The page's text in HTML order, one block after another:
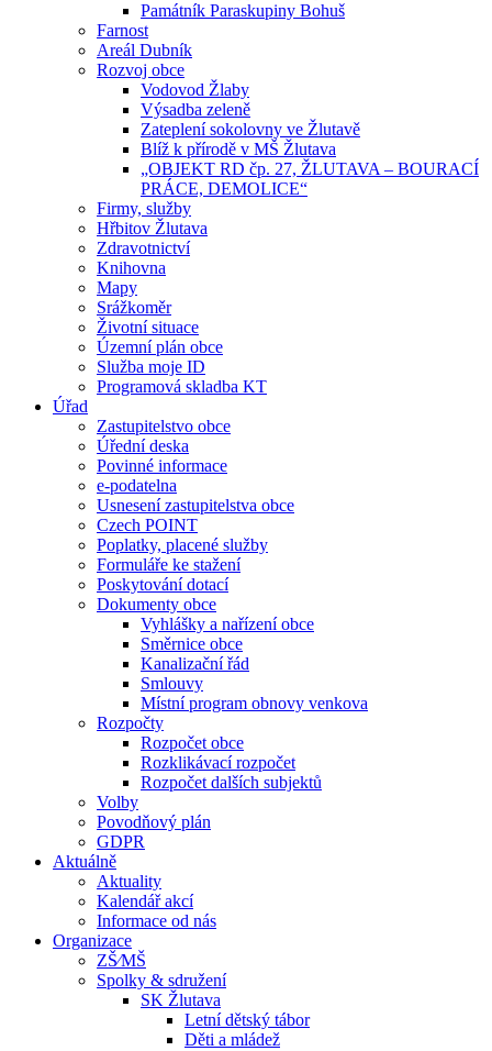
Památník Paraskupiny Bohuš
Farnost
Areál Dubník
Rozvoj obce
Vodovod Žlaby
Výsadba zeleně
Zateplení sokolovny ve Žlutavě
Blíž k přírodě v MŠ Žlutava
„OBJEKT RD čp. 27, ŽLUTAVA – BOURACÍ
PRÁCE, DEMOLICE“
Firmy, služby
Hřbitov Žlutava
Zdravotnictví
Knihovna
Mapy
Srážkoměr
Životní situace
Územní plán obce
Služba moje ID
Programová skladba KT
Úřad
Zastupitelstvo obce
Úřední deska
Povinné informace
e-podatelna
Usnesení zastupitelstva obce
Czech POINT
Poplatky, placené služby
Formuláře ke stažení
Poskytování dotací
Dokumenty obce
Vyhlášky a nařízení obce
Směrnice obce
Kanalizační řád
Smlouvy
Místní program obnovy venkova
Rozpočty
Rozpočet obce
Rozklikávací rozpočet
Rozpočet dalších subjektů
Volby
Povodňový plán
GDPR
Aktuálně
Aktuality
Kalendář akcí
Informace od nás
Organizace
ZŠ⁄MŠ
Spolky & sdružení
SK Žlutava
Letní dětský tábor
Děti a mládež